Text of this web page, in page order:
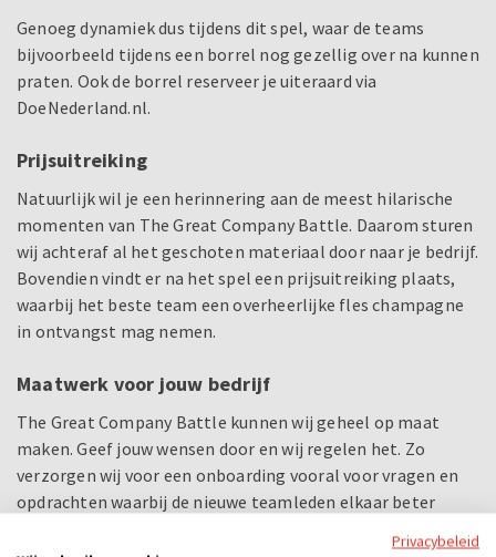
Genoeg dynamiek dus tijdens dit spel, waar de teams
bijvoorbeeld tijdens een borrel nog gezellig over na kunnen
praten. Ook de borrel reserveer je uiteraard via
DoeNederland.nl.
Prijsuitreiking
Natuurlijk wil je een herinnering aan de meest hilarische
momenten van The Great Company Battle. Daarom sturen
wij achteraf al het geschoten materiaal door naar je bedrijf.
Bovendien vindt er na het spel een prijsuitreiking plaats,
waarbij het beste team een overheerlijke fles champagne
in ontvangst mag nemen.
Maatwerk voor jouw bedrijf
The Great Company Battle kunnen wij geheel op maat
maken. Geef jouw wensen door en wij regelen het. Zo
verzorgen wij voor een onboarding vooral voor vragen en
opdrachten waarbij de nieuwe teamleden elkaar beter
Privacybeleid